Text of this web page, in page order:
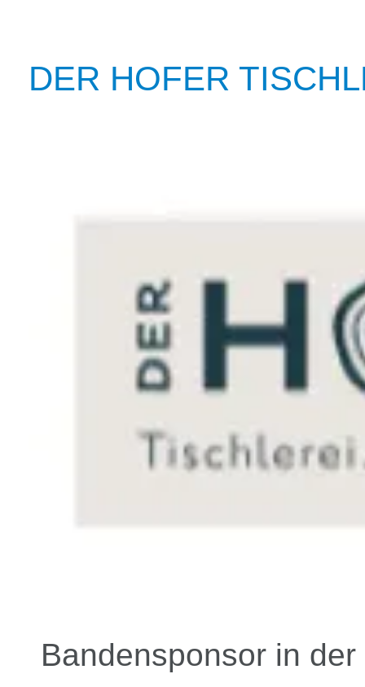
DER HOFER
Bandensponsor in